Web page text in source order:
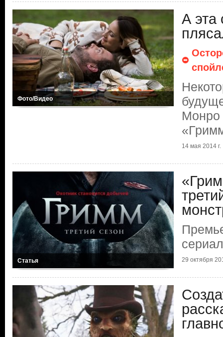
Фото/Видео
А эта
Монро
14 мая 2014 г.
Статья 29 октября